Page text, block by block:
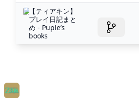
【ティアキン】
プレイ日記まと
め - Puple’s
books